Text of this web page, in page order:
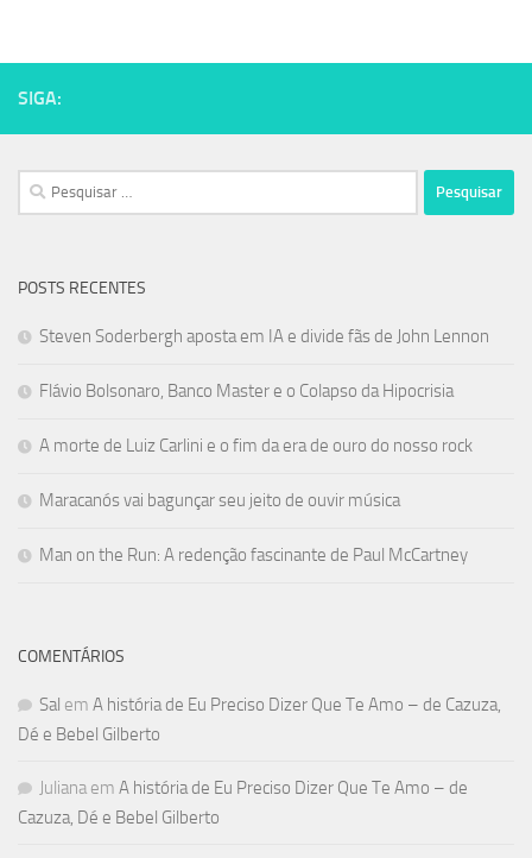
SIGA:
Pesquisar
por:
POSTS RECENTES
Steven Soderbergh aposta em IA e divide fãs de John Lennon
Flávio Bolsonaro, Banco Master e o Colapso da Hipocrisia
A morte de Luiz Carlini e o fim da era de ouro do nosso rock
Maracanós vai bagunçar seu jeito de ouvir música
Man on the Run: A redenção fascinante de Paul McCartney
COMENTÁRIOS
Sal em A história de Eu Preciso Dizer Que Te Amo – de Cazuza,
Dé e Bebel Gilberto
Juliana em A história de Eu Preciso Dizer Que Te Amo – de
Cazuza, Dé e Bebel Gilberto